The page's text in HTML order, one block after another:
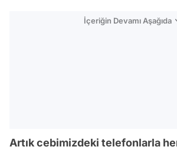
İçeriğin Devamı Aşağıda
Artık cebimizdeki telefonlarla